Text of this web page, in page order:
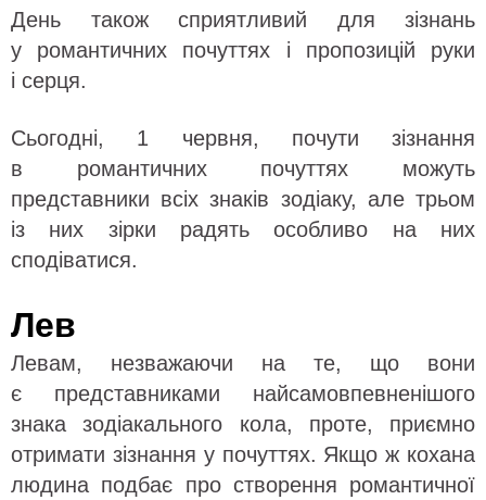
День також сприятливий для зізнань
у романтичних почуттях і пропозицій руки
і серця.
Сьогодні, 1 червня, почути зізнання
в романтичних почуттях можуть
представники всіх знаків зодіаку, але трьом
із них зірки радять особливо на них
сподіватися.
Лев
Левам, незважаючи на те, що вони
є представниками найсамовпевненішого
знака зодіакального кола, проте, приємно
отримати зізнання у почуттях. Якщо ж кохана
людина подбає про створення романтичної